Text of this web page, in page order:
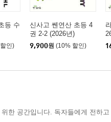
등 수
인)
신사고 쎈연산 초등 4
권 2-2 (2026년)
9,900원 (10% 할인)
한 공간입니다. 독자들에게 전하